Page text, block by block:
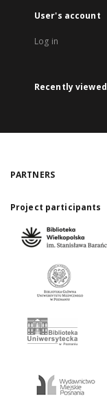
User's account
Log in
Recently viewed
PARTNERS
Project participants